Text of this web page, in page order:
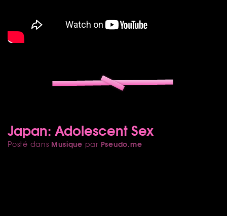
Japan: Adolescent Sex
Posté dans Musique par Pseudo.me